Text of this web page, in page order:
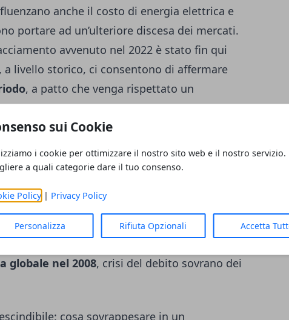
sui Cookie
i cookie per ottimizzare il nostro sito web e il nostro servizio.
a quali categorie dare il tuo consenso.
Policy| Privacy Policy
Personalizza Rifiuta Opzionali Accetta
anche il costo di energia elettrica e
portare ad un’ulteriore discesa dei mercati.
avvenuto nel 2022 è stato fin qui
livello storico, ci consentono di affermare
, a patto che venga rispettato un
i risultati positivi non mancano di
aimercati azionari, prendendo in
diversificato di durata ventennale. Il
il migliore nella storia dell’umanità, ha
azionari di poter ottenere dei
Anche dal
2000 al 2020
in modo strepitoso, nonostante in
accadimenti particolarmente negativi
globale nel 2008, crisi del debito sovrano dei
cosa sovrappesare in un